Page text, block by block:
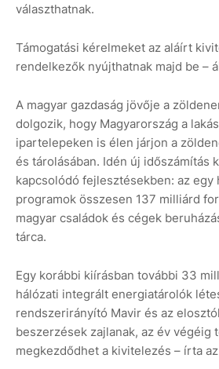
választhatnak.
Támogatási kérelmeket az aláírt
rendelkezők nyújthatnak majd be –
A magyar gazdaság jövője a
dolgozik, hogy Magyarország a
ipartelepeken is élen járjon a
és tárolásában. Idén új időszámítás
kapcsolódó fejlesztésekben: az
programok összesen 137 milliárd
magyar családok és cégek
tárca.
Egy korábbi kiírásban további 33
hálózati integrált energiatárolók
rendszerirányító Mavir és az
beszerzések zajlanak, az év végéig
megkezdődhet a kivitelezés – írta az